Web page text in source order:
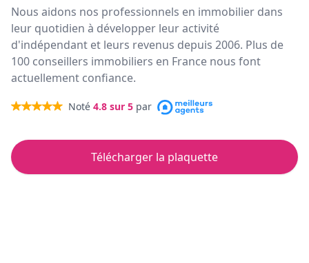
Nous aidons nos professionnels en immobilier dans
leur quotidien à développer leur activité
d'indépendant et leurs revenus depuis 2006. Plus de
100 conseillers immobiliers en France nous font
actuellement confiance.
Noté 4.8 sur 5 par
Télécharger la plaquette